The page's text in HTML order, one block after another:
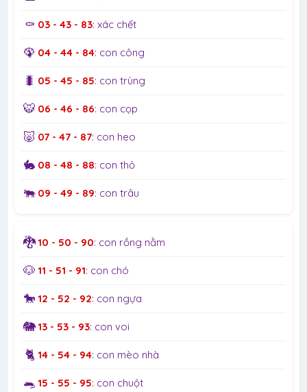
⚰️ 03 - 43 - 83: xác chết
🦚 04 - 44 - 84: con công
🐛 05 - 45 - 85: con trùng
🐯 06 - 46 - 86: con cọp
🐷 07 - 47 - 87: con heo
🐇 08 - 48 - 88: con thỏ
🐃 09 - 49 - 89: con trâu
🐉10 - 50 - 90: con rồng nằm
🐶 11 - 51 - 91: con chó
🐎 12 - 52 - 92: con ngựa
🐘13 - 53 - 93: con voi
🐈 14 - 54 - 94: con mèo nhà
🐀 15 - 55 - 95: con chuột